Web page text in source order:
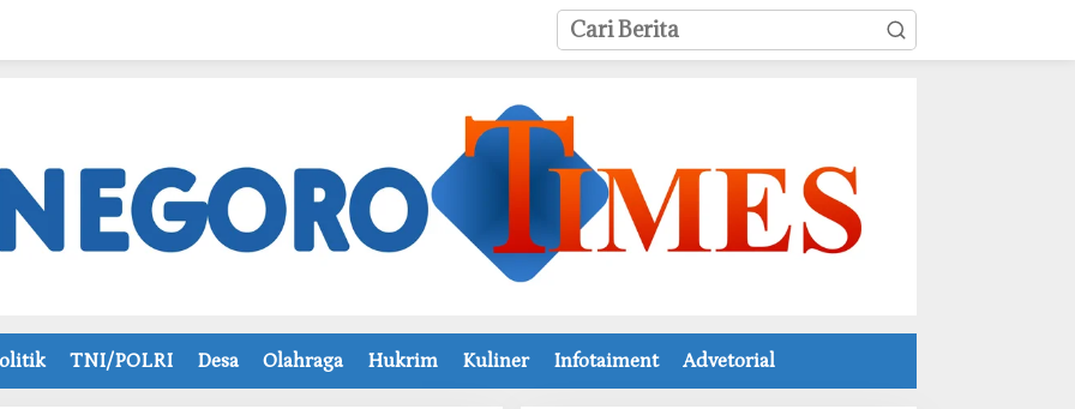
TNI/POLRI Desa Olahraga Hukrim Kuliner Infotaiment Advetorial